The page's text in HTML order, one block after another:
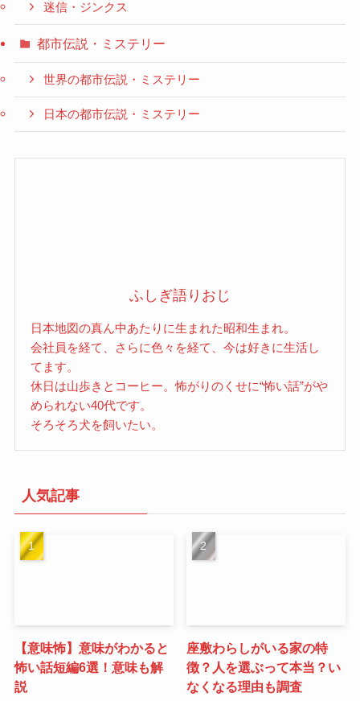
迷信・ジンクス
都市伝説・ミステリー
世界の都市伝説・ミステリー
日本の都市伝説・ミステリー
ふしぎ語りおじ
日本地図の真ん中あたりに生まれた昭和生まれ。
会社員を経て、さらに色々を経て、今は好きに生活し
てます。
休日は山歩きとコーヒー。怖がりのくせに“怖い話”がや
められない40代です。
そろそろ犬を飼いたい。
人気記事
【意味怖】意味がわかると
怖い話短編6選！意味も解
説
座敷わらしがいる家の特
徴？人を選ぶって本当？い
なくなる理由も調査